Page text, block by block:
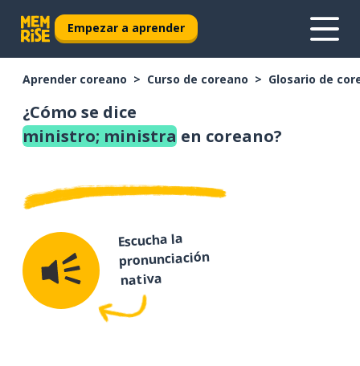
Empezar a aprender
Aprender coreano Curso de coreano Glosario de
¿Cómo se dice
ministro; ministra en coreano?
Escucha la
pronunciación
nativa